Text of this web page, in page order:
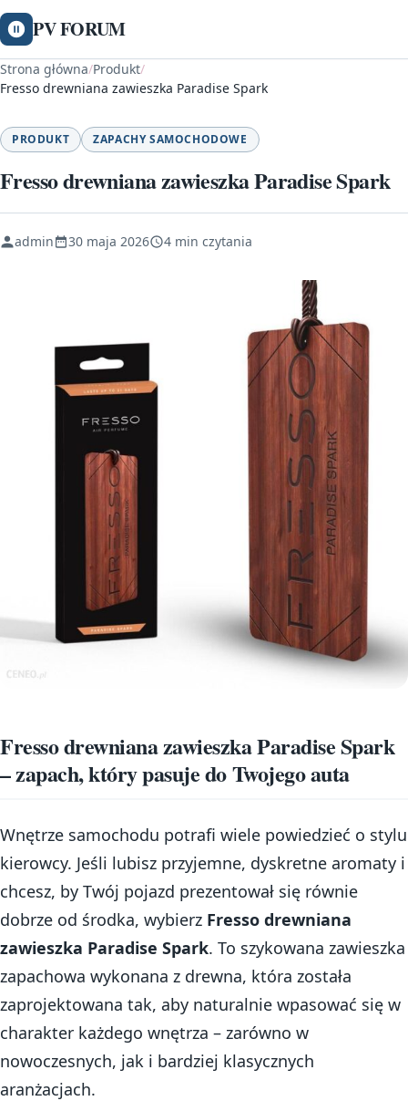
PV FORUM
Strona główna/Produkt/
Fresso drewniana zawieszka Paradise Spark
PRODUKT ZAPACHY SAMOCHODOWE
Fresso drewniana zawieszka Paradise Spark
admin 30 maja 2026 4 min czytania
Fresso drewniana zawieszka Paradise Spark
– zapach, który pasuje do Twojego auta
Wnętrze samochodu potrafi wiele powiedzieć o stylu
kierowcy. Jeśli lubisz przyjemne, dyskretne aromaty i
chcesz, by Twój pojazd prezentował się równie
dobrze od środka, wybierz Fresso drewniana
zawieszka Paradise Spark. To szykowana zawieszka
zapachowa wykonana z drewna, która została
zaprojektowana tak, aby naturalnie wpasować się w
charakter każdego wnętrza – zarówno w
nowoczesnych, jak i bardziej klasycznych
aranżacjach.